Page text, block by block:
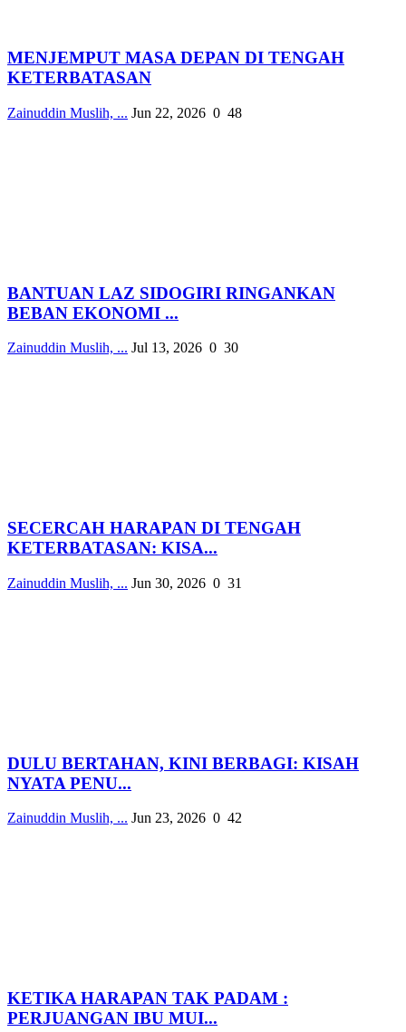
MENJEMPUT MASA DEPAN DI TENGAH
KETERBATASAN
Zainuddin Muslih, ... Jun 22, 2026 0 48
BANTUAN LAZ SIDOGIRI RINGANKAN
BEBAN EKONOMI ...
Zainuddin Muslih, ... Jul 13, 2026 0 30
SECERCAH HARAPAN DI TENGAH
KETERBATASAN: KISA...
Zainuddin Muslih, ... Jun 30, 2026 0 31
DULU BERTAHAN, KINI BERBAGI: KISAH
NYATA PENU...
Zainuddin Muslih, ... Jun 23, 2026 0 42
KETIKA HARAPAN TAK PADAM :
PERJUANGAN IBU MUI...